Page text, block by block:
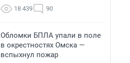
18 439 90
Обломки БПЛА упали в поле
в окрестностях Омска —
вспыхнул пожар